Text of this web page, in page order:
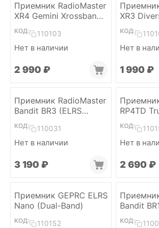
Приемник RadioMaster
XR4 Gemini Xrossband
(ELRS, Dual-Band)
КОД: 110103
Нет в наличии
2 990 ₽
XR3
(ELRS, 2
КОД:
Нет в
1 990 ₽
Приемник RadioMaster
Bandit BR3 (ELRS
915MHz)
КОД: 110031
Нет в наличии
3 190 ₽
RP4TD
(ELRS 2.4)
КОД:
Нет в
2 690 ₽
Приемник GEPRC ELRS
Nano (Dual-Band)
КОД: 110152
Bandit
915MHz)
КОД: